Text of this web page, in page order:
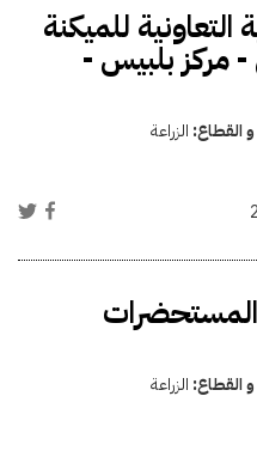
للميكنة
- مركز بلبيس -
القطاع: الزراعة
القطاع: الزراعة